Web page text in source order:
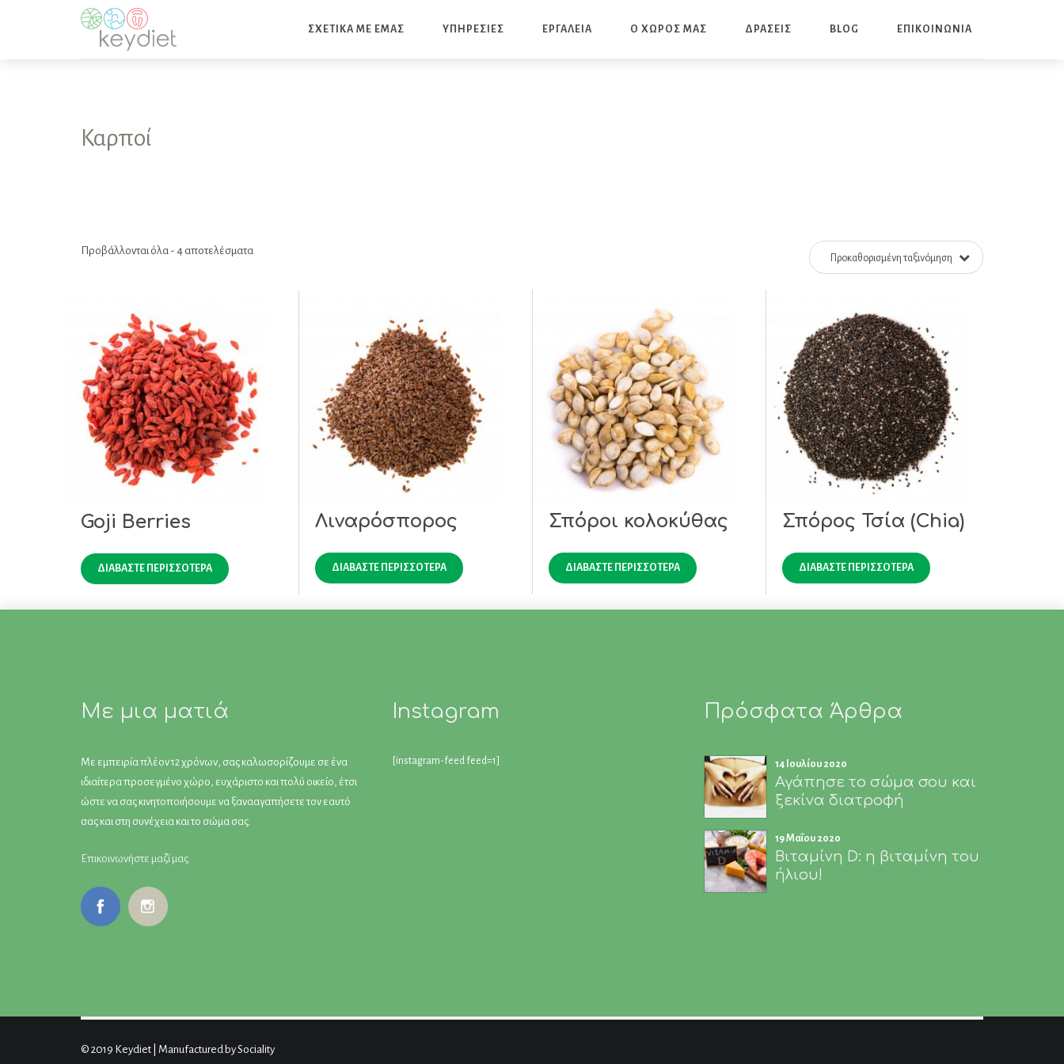
ΣΧΕΤΙΚΑ ΜΕ ΕΜΑΣ ΥΠΗΡΕΣΙΕΣ ΕΡΓΑΛΕΙΑ Ο ΧΩΡΟΣ ΜΑΣ ΔΡΑΣΕΙΣ BLOG ΕΠΙΚΟΙΝΩΝΙΑ
Καρποί
Προβάλλονται όλα - 4 αποτελέσματα
Προκαθορισμένη ταξινόμηση
Goji Berries
ΔΙΑΒΆΣΤΕ ΠΕΡΙΣΣΌΤΕΡΑ
Λιναρόσπορος
ΔΙΑΒΆΣΤΕ ΠΕΡΙΣΣΌΤΕΡΑ
Σπόροι κολοκύθας
ΔΙΑΒΆΣΤΕ ΠΕΡΙΣΣΌΤΕΡΑ
Σπόρος Τσία (Chia)
ΔΙΑΒΆΣΤΕ ΠΕΡΙΣΣΌΤΕΡΑ
Με μια ματιά
Με εμπειρία πλέον 12 χρόνων, σας καλωσορίζουμε σε ένα
ιδιαίτερα προσεγμένο χώρο, ευχάριστο και πολύ οικείο, έτσι
ώστε να σας κινητοποιήσουμε να ξανααγαπήσετε τον εαυτό
σας και στη συνέχεια και το σώμα σας.
Επικοινωνήστε μαζί μας
Instagram
[instagram-feed feed=1]
Πρόσφατα Άρθρα
14 Ιουλίου 2020
Αγάπησε το σώμα σου και
ξεκίνα διατροφή
19 Μαΐου 2020
Βιταμίνη D: η βιταμίνη του
ήλιου!
© 2019 Keydiet | Manufactured by Sociality